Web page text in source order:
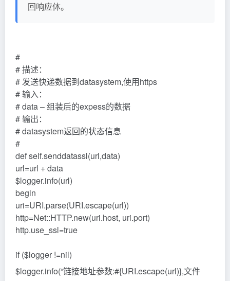
回响应体。
#
# 描述：
# 发送快递数据到datasystem,使用https
# 输入：
# data – 组装后的expess的数据
# 输出：
# datasystem返回的状态信息
#
def self.senddatassl(url,data)
url=url + data
$logger.info(url)
begin
uri=URI.parse(URI.escape(url))
http=Net::HTTP.new(uri.host, uri.port)
http.use_ssl=true
if ($logger !=nil)
$logger.info(“链接地址参数:#{URI.escape(url)},文件